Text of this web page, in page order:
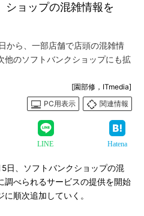
ショップの混雑情報を
から、一部店舗で店頭の混雑情
他のソフトバンクショップにも拡
[園部修，ITmedia]
PC用表示
関連情報
LINE Hatena
、ソフトバンクショップの混
調べられるサービスの提供を開始
順次追加していく。